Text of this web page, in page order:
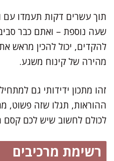
תוך עשרים דקות תעמדו עם
שעה נוספת – ואתם כבר
להקדים, יכול להכין מראש
מהירה של קינוח משגע.
זהו מתכון ידידותי גם
ההוראות, תגלו שזה פשוט,
לכולם לחשוב שיש לכם
רשימת מרכיבים